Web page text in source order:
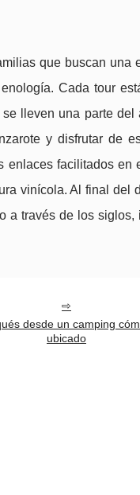
que buscan una
Cada tour
lleven una parte del
y disfrutar de
enlaces facilitados en
vinícola. Al final del
a través de los siglos,
desde un camping
ubicado